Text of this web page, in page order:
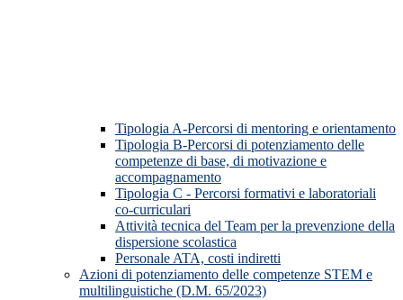
Tipologia A-Percorsi di mentoring e orientamento
Tipologia B-Percorsi di potenziamento delle
competenze di base, di motivazione e
accompagnamento
Tipologia C - Percorsi formativi e laboratoriali
co-curriculari
Attività tecnica del Team per la prevenzione della
dispersione scolastica
Personale ATA, costi indiretti
Azioni di potenziamento delle competenze STEM e
multilinguistiche (D.M. 65/2023)